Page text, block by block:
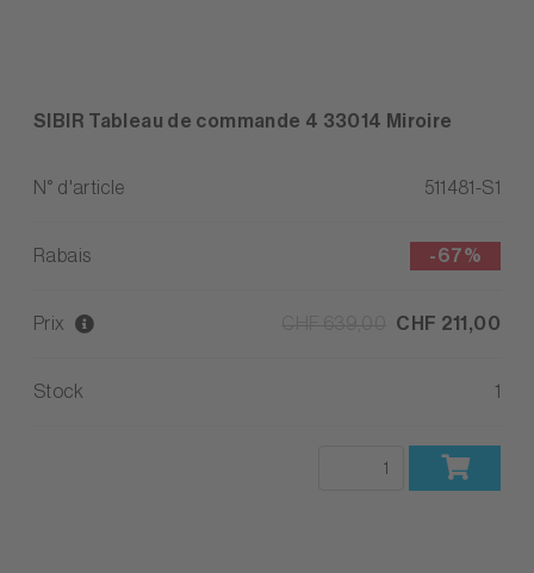
SIBIR Tableau de commande 4 33014 Miroire
N° d'article 511481-S1
Rabais -67%
Prix CHF 211,00
Stock 1